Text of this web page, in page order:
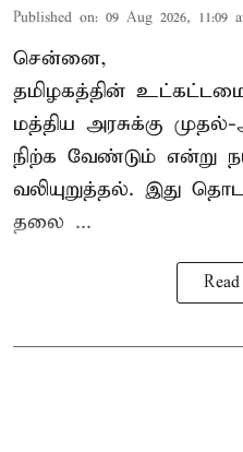
Published on: 09 Aug 2026, 11:09
சென்னை,
தமிழகத்தின்
மத்திய அரசுக்கு
நிற்க வேண்டும் என்று
வலியுறுத்தல். இது
தலை ...